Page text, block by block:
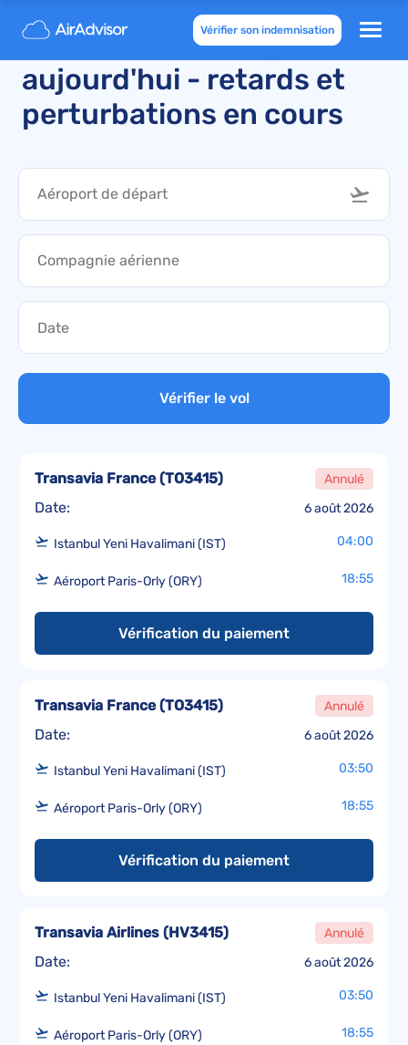
Vérifier son indemnisation
Vol annulé en Turquie
aujourd'hui - retards et
perturbations en cours
Vérifier le vol
Date: 6 août 2026
Transavia France(TO3415) Annulé
Istanbul Yeni Havalimani (IST) 04:00
Aéroport Paris-Orly (ORY) 18:55
Vérification du paiement
Date: 6 août 2026
Transavia France(TO3415) Annulé
Istanbul Yeni Havalimani (IST) 03:50
Aéroport Paris-Orly (ORY) 18:55
Vérification du paiement
Date: 6 août 2026
Transavia Airlines (HV3415) Annulé
Istanbul Yeni Havalimani (IST) 03:50
Aéroport Paris-Orly (ORY) 18:55